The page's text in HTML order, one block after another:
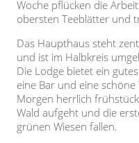
Woche pflücken die
obersten Teeblätter und
Das Haupthaus steht
und ist im Halbkreis
Die Lodge bietet ein
eine Bar und eine
Morgen herrlich
Wald aufgeht und die
grünen Wiesen fallen.